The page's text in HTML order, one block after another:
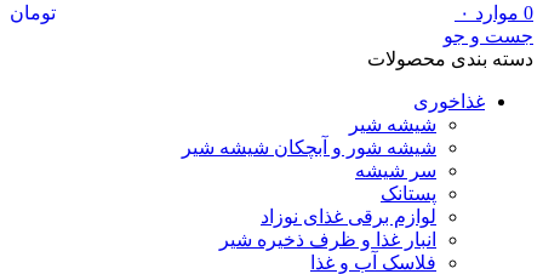
0 موارد ۰
تومان
جست و جو
دسته بندی محصولات
غذاخوری
شیشه شیر
شیشه ‌شور و آبچکان شیشه‌ شیر
سر شیشه
پستانک
لوازم برقی غذای نوزاد
انبار غذا و ظرف ذخیره شیر
فلاسک آب و غذا